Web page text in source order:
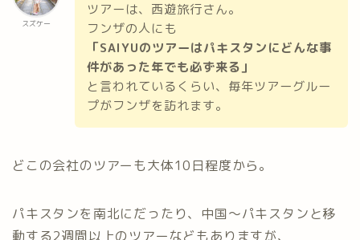
スズケー
ツアーは、西遊旅行さん。
フンザの人にも
「SAIYUのツアーはパキスタンにどんな事
件があった年でも必ず来る」
と言われているくらい、毎年ツアーグルー
プがフンザを訪れます。
どこの会社のツアーも大体10日程度から。
パキスタンを南北にだったり、中国〜パキスタンと移
動する2週間以上のツアーなどもありますが、